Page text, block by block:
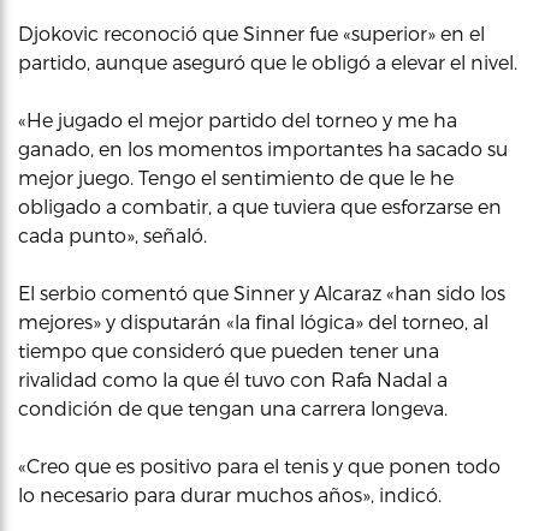
Djokovic reconoció que Sinner fue «superior» en el
partido, aunque aseguró que le obligó a elevar el nivel.
«He jugado el mejor partido del torneo y me ha
ganado, en los momentos importantes ha sacado su
mejor juego. Tengo el sentimiento de que le he
obligado a combatir, a que tuviera que esforzarse en
cada punto», señaló.
El serbio comentó que Sinner y Alcaraz «han sido los
mejores» y disputarán «la final lógica» del torneo, al
tiempo que consideró que pueden tener una
rivalidad como la que él tuvo con Rafa Nadal a
condición de que tengan una carrera longeva.
«Creo que es positivo para el tenis y que ponen todo
lo necesario para durar muchos años», indicó.